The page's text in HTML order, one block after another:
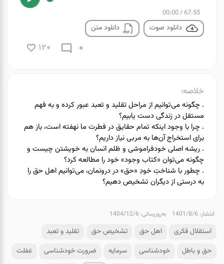
خلاصه:
. چگونه می‌توانیم از مراحل تقلید و تعبد عبور کرده و به فهم
مستقل در زندگی دست یابیم؟
. چرا با وجود اینکه تمام حقایق در فطرت ما نهفته است، باز هم
برای استخراج آن‌ها به مربی نیاز داریم؟
. ریشه اصلی خودفراموشی و ظلم انسان به خویشتن چیست و
چگونه می‌توان «کتاب وجود» خود را مطالعه کرد؟
. چطور با شناختِ خودِ «حق» در درونمان، می‌توانیم اهل حق را
به درستی از دیگران تشخیص دهیم؟
67:55
/
00:00
دانلود صوت دانلود متن
0
120
انتشار: 1401/8/6 به‌روزرسانی: 1404/12/6
استقلال فکری اهل حق تشخیص حق
تقلید و تعبد
حق و باطل
خودشناسی سرمایه ضرورت خودشناسی
غفلت